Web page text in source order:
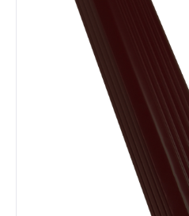
Забор
Кровля
Водосточная
Профили для